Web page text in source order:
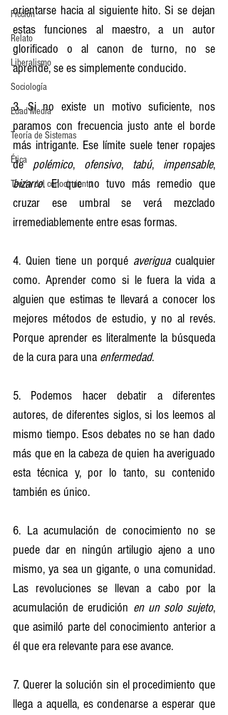
Ficción
Relato
Liberalismo
Sociología
Edad Media
Teoría de Sistemas
Ética
Teoría del conocimiento
orientarse hacia al siguiente hito. Si se dejan
estas funciones al maestro, a un autor
glorificado o al canon de turno, no se
aprende, se es simplemente conducido.
3. Si no existe un motivo suficiente, nos
paramos con frecuencia justo ante el borde
más intrigante. Ese límite suele tener ropajes
de polémico, ofensivo, tabú, impensable
bizarro. El que no tuvo más remedio que
cruzar ese umbral se verá mezclado
irremediablemente entre esas formas.
4. Quien tiene un porqué averigua cualquier
como. Aprender como si le fuera la vida a
alguien que estimas te llevará a conocer los
mejores métodos de estudio, y no al revés.
Porque aprender es literalmente la búsqueda
de la cura para una enfermedad.
5. Podemos hacer debatir a diferentes
autores, de diferentes siglos, si los leemos al
mismo tiempo. Esos debates no se han dado
más que en la cabeza de quien ha averiguado
esta técnica y, por lo tanto, su contenido
también es único.
6. La acumulación de conocimiento no se
puede dar en ningún artilugio ajeno a uno
mismo, ya sea un gigante, o una comunidad.
Las revoluciones se llevan a cabo por la
acumulación de erudición en un solo sujeto,
que asimiló parte del conocimiento anterior a
él que era relevante para ese avance.
7. Querer la solución sin el procedimiento que
llega a aquella, es condenarse a esperar que